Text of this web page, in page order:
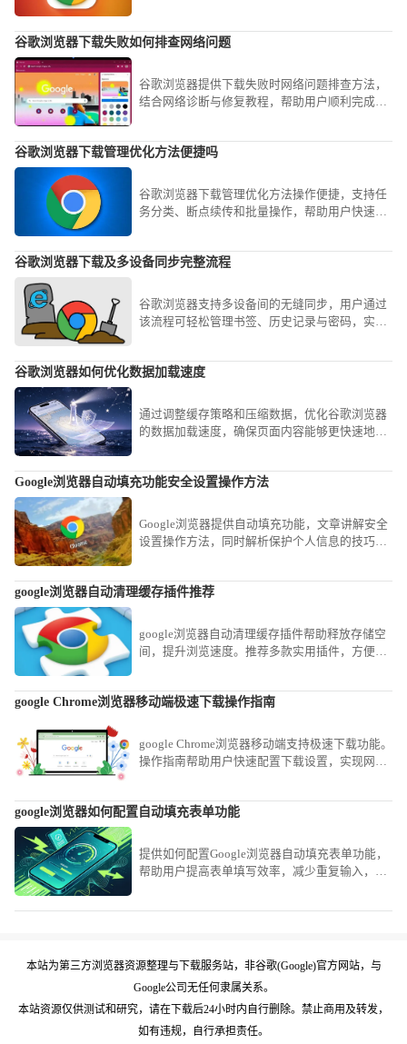
谷歌浏览器下载失败如何排查网络问题
谷歌浏览器提供下载失败时网络问题排查方法，
结合网络诊断与修复教程，帮助用户顺利完成下
谷歌浏览器下载管理优化方法便捷吗
谷歌浏览器下载管理优化方法操作便捷，支持任
务分类、断点续传和批量操作，帮助用户快速管
谷歌浏览器下载及多设备同步完整流程
谷歌浏览器支持多设备间的无缝同步，用户通过
该流程可轻松管理书签、历史记录与密码，实现
谷歌浏览器如何优化数据加载速度
通过调整缓存策略和压缩数据，优化谷歌浏览器
的数据加载速度，确保页面内容能够更快速地加
Google浏览器自动填充功能安全设置操作方法
Google浏览器提供自动填充功能，文章讲解安全
设置操作方法，同时解析保护个人信息的技巧，
google浏览器自动清理缓存插件推荐
google浏览器自动清理缓存插件帮助释放存储空
间，提升浏览速度。推荐多款实用插件，方便用
google Chrome浏览器移动端极速下载操作指南
google Chrome浏览器移动端支持极速下载功能。
操作指南帮助用户快速配置下载设置，实现网页
google浏览器如何配置自动填充表单功能
提供如何配置Google浏览器自动填充表单功能，
帮助用户提高表单填写效率，减少重复输入，提
本站为第三方浏览器资源整理与下载服务站，非谷歌(Google)官方网站，与
Google公司无任何隶属关系。
本站资源仅供测试和研究，请在下载后24小时内自行删除。禁止商用及转发，
如有违规，自行承担责任。